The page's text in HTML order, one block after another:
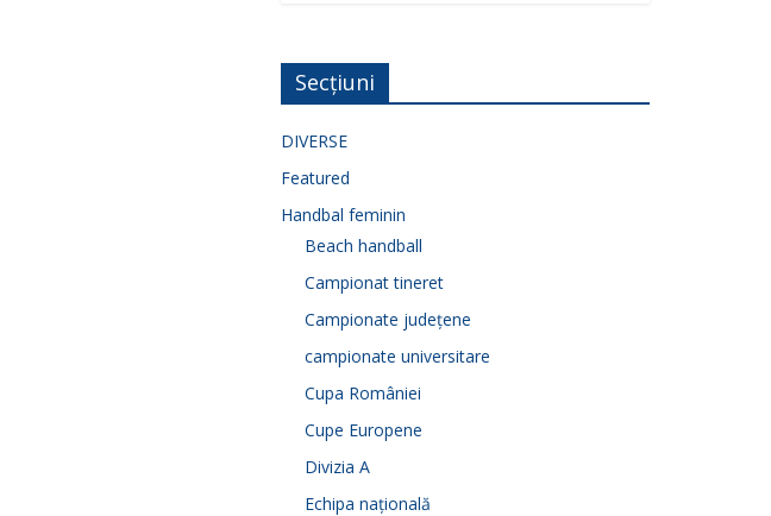
Secțiuni
DIVERSE
Featured
Handbal feminin
Beach handball
Campionat tineret
Campionate județene
campionate universitare
Cupa României
Cupe Europene
Divizia A
Echipa națională